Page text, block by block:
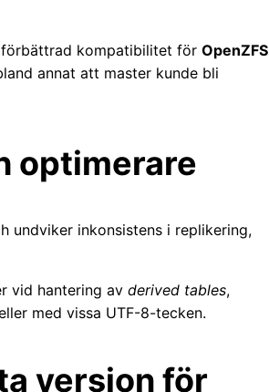
kompatibilitet för OpenZFS
annat att master kunde bli
optimerare
undviker inkonsistens i replikering,
vid hantering av derived tables,
med vissa UTF-8-tecken.
version för